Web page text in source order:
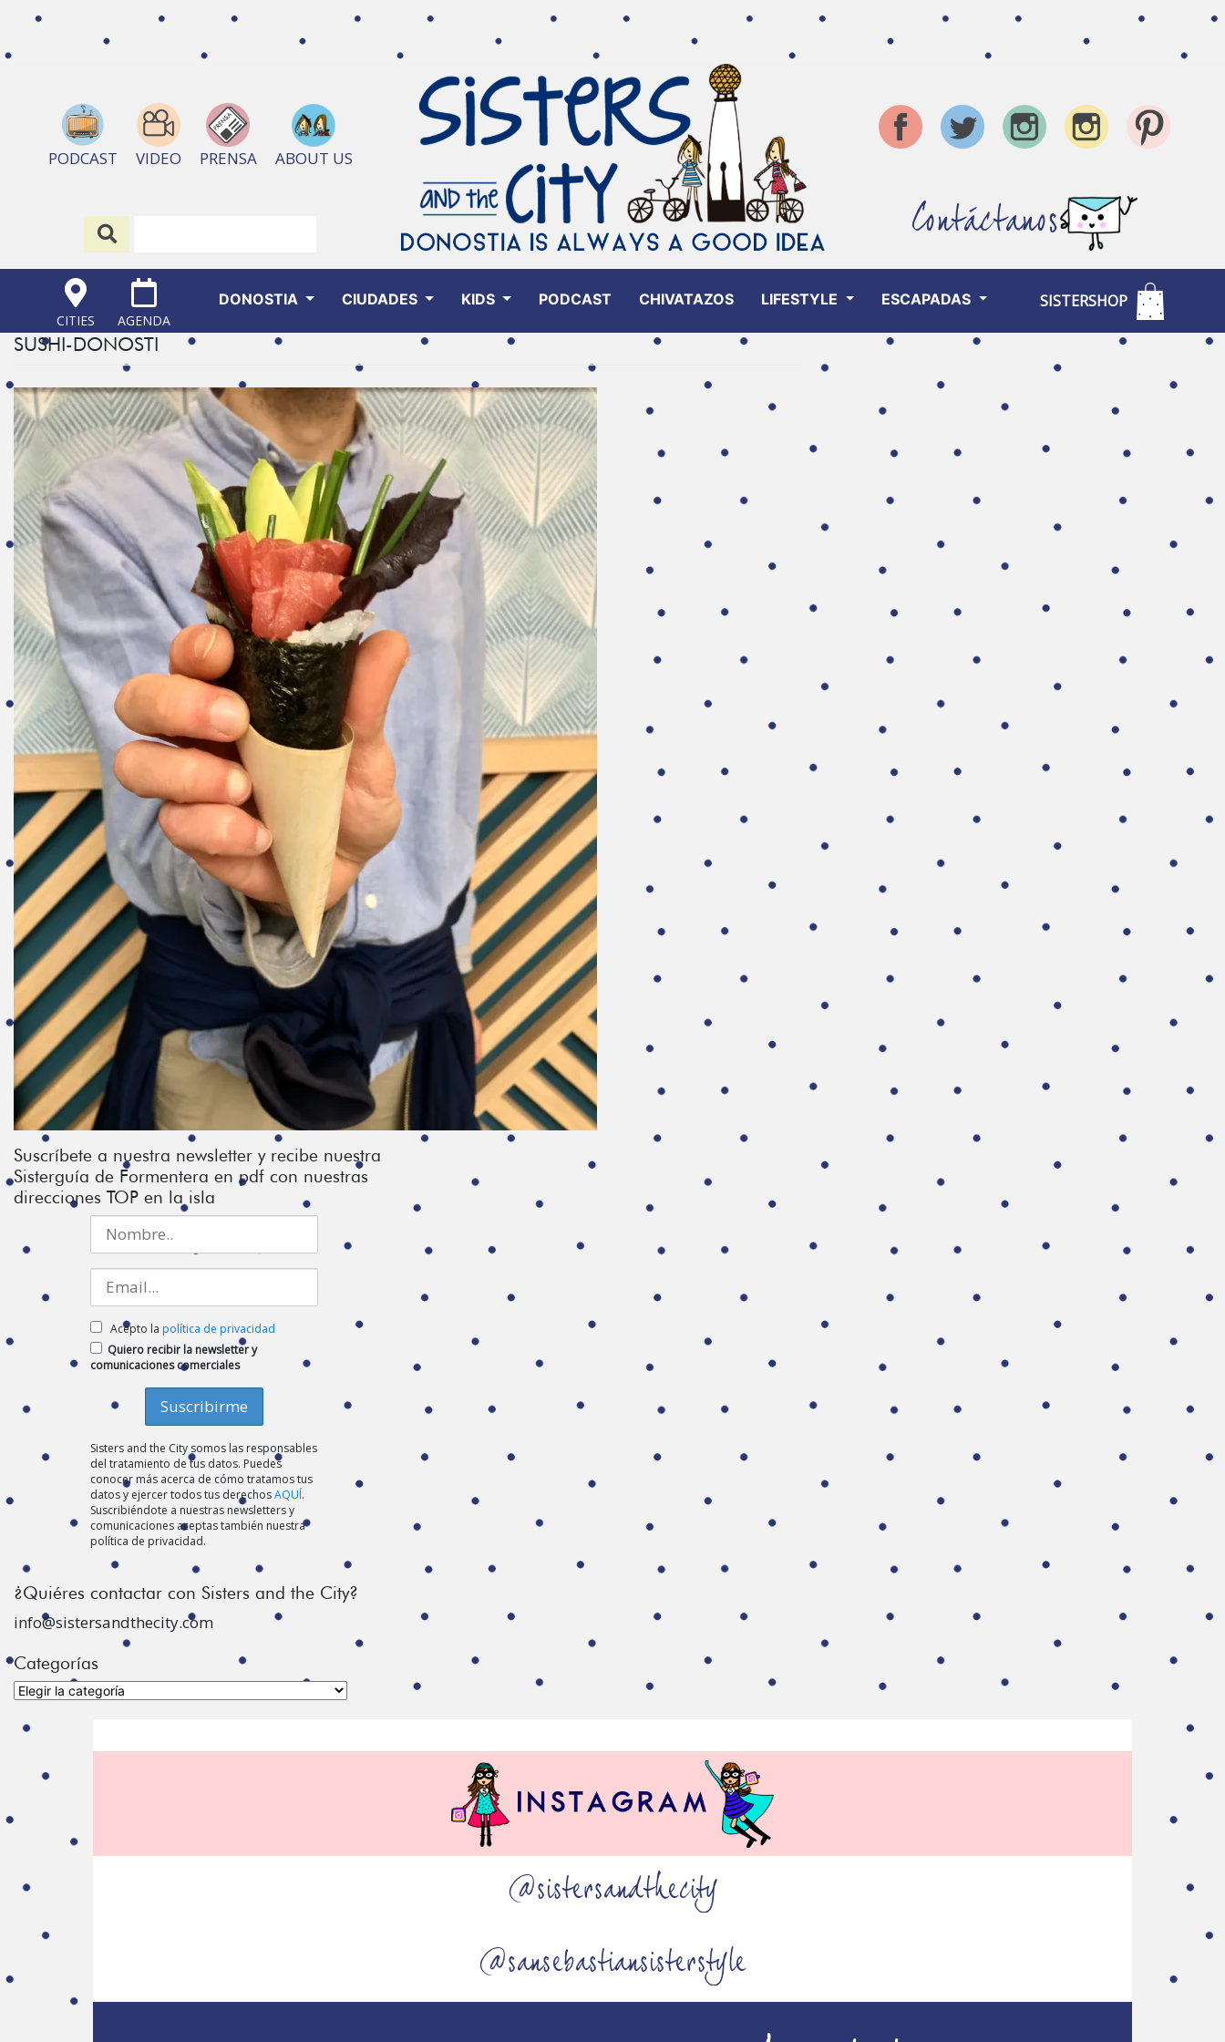
PODCAST VIDEO PRENSA ABOUT US
Contáctanos
CITIES AGENDA
DONOSTIA CIUDADES KIDS PODCAST CHIVATAZOS LIFESTYLE ESCAPADAS SISTERSHOP
SUSHI-DONOSTI
Suscríbete a nuestra newsletter y recibe nuestra
Sisterguía de Formentera en pdf con nuestras
direcciones TOP en la isla
Acepto la política de privacidad
Quiero recibir la newsletter y
comunicaciones comerciales
Sisters and the City somos las responsables
del tratamiento de tus datos. Puedes
conocer más acerca de cómo tratamos tus
datos y ejercer todos tus derechosAQUÍ.
Suscribiéndote a nuestras newsletters y
comunicaciones aceptas también nuestra
política de privacidad.
¿Quiéres contactar con Sisters and the City?
info@sistersandthecity.com
Categorías
Categorías
@sistersandthecity
@sansebastiansisterstyle